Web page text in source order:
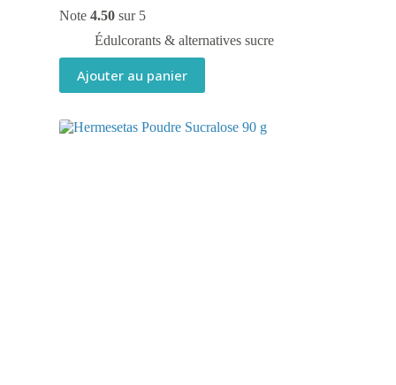
Note 4.50sur 5
Édulcorants & alternatives sucre
Ajouter au panier